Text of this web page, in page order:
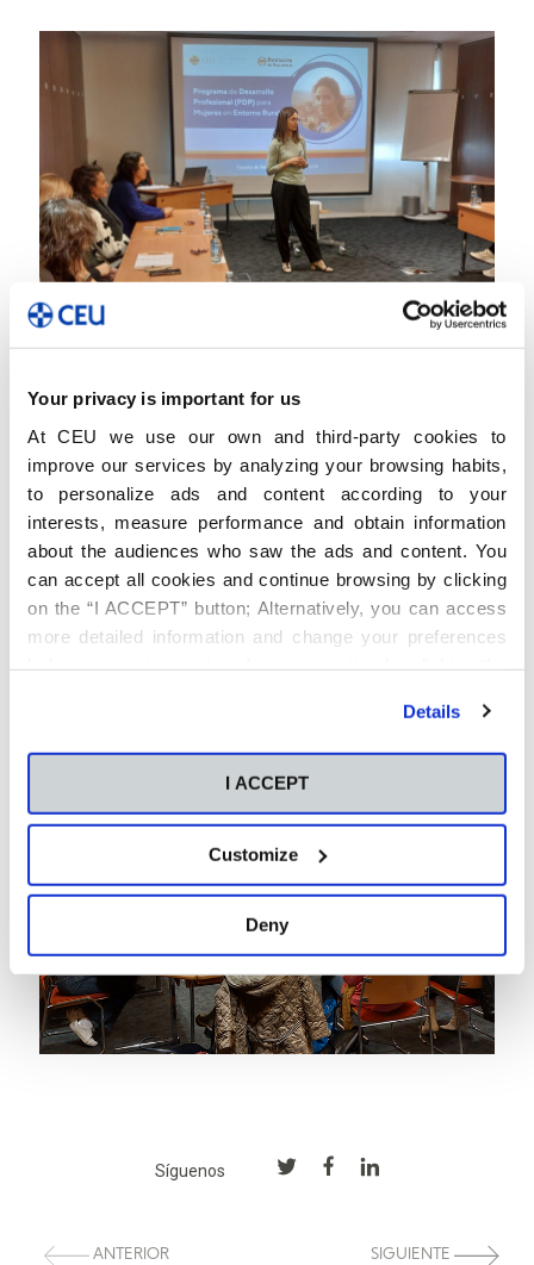
Your privacy is important for us
At CEU we use our own and third-party cookies to
improve our services by analyzing your browsing habits,
to personalize ads and content according to your
interests, measure performance and obtain information
about the audiences who saw the ads and content. You
can accept all cookies and continue browsing by clicking
on the “I ACCEPT” button; Alternatively, you can access
more detailed information and change your preferences
Details
I ACCEPT
Customize
Deny
Síguenos
ANTERIOR SIGUIENTE